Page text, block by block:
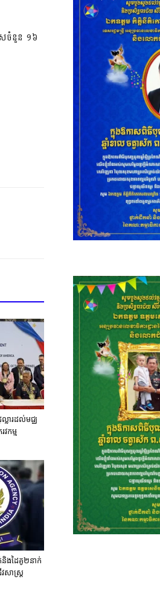
សចំនួន ១៦
លារដល់មជ្ឈ
កម្ម
និងដៃគូ២នាក់
សាស្ត្រ